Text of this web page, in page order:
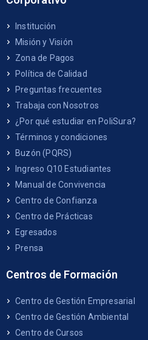
Institución
Misión y Visión
Zona de Pagos
Política de Calidad
Preguntas frecuentes
Trabaja con Nosotros
¿Por qué estudiar en PoliSura?
Términos y condiciones
Buzón (PQRS)
Ingreso Q10 Estudiantes
Manual de Convivencia
Centro de Confianza
Centro de Prácticas
Egresados
Prensa
Centros de Formación
Centro de Gestión Empresarial
Centro de Gestión Ambiental
Centro de Cursos